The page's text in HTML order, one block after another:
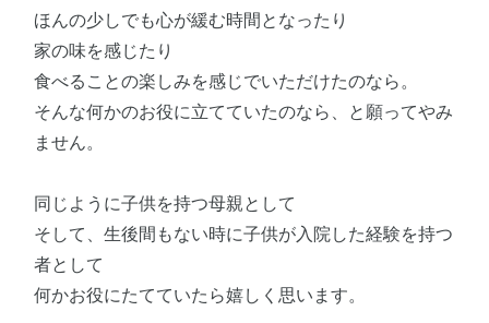
ほんの少しでも心が緩む時間となったり
家の味を感じたり
食べることの楽しみを感じでいただけたのなら。
そんな何かのお役に立てていたのなら、と願ってやみ
ません。
同じように子供を持つ母親として
そして、生後間もない時に子供が入院した経験を持つ
者として
何かお役にたてていたら嬉しく思います。